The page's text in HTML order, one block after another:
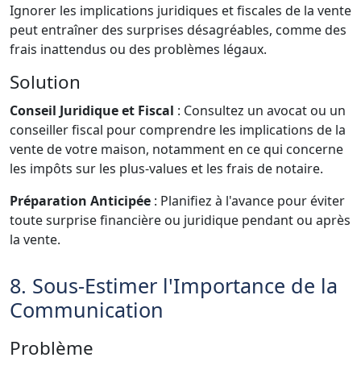
Ignorer les implications juridiques et fiscales de la vente
peut entraîner des surprises désagréables, comme des
frais inattendus ou des problèmes légaux.
Solution
Conseil Juridique et Fiscal : Consultez un avocat ou un
conseiller fiscal pour comprendre les implications de la
vente de votre maison, notamment en ce qui concerne
les impôts sur les plus-values et les frais de notaire.
Préparation Anticipée : Planifiez à l'avance pour éviter
toute surprise financière ou juridique pendant ou après
la vente.
8. Sous-Estimer l'Importance de la
Communication
Problème